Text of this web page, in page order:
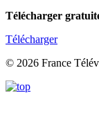
Télécharger
Télécharger
© 2026 France